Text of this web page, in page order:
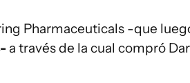
Pharmaceuticals -que
- a través de la cual compró